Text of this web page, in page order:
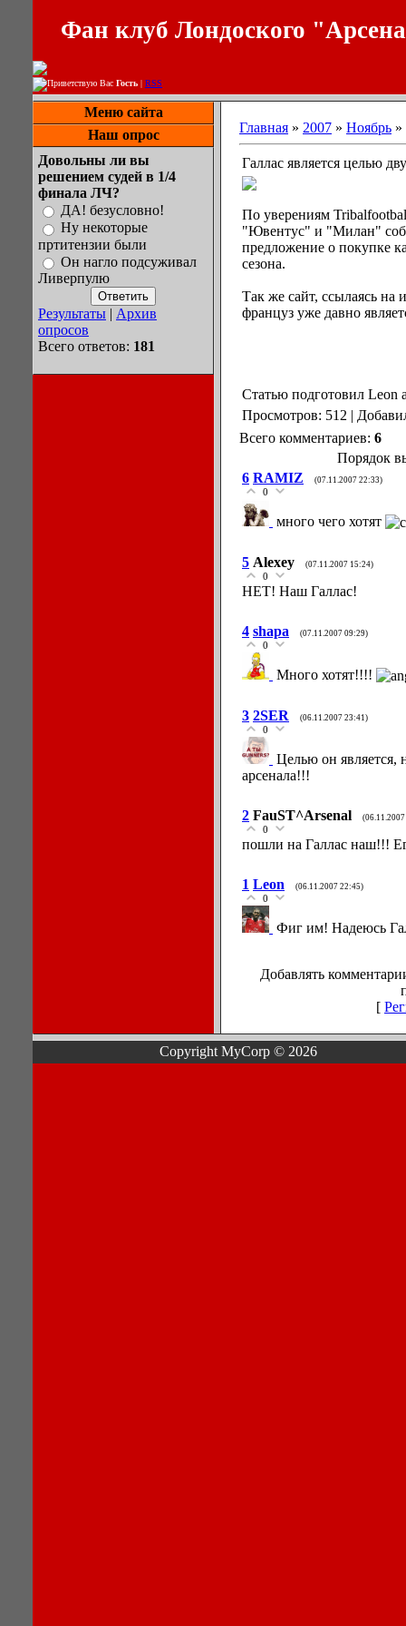
Фан клуб Лондоского
Приветствую Вас Гость | RSS
Меню сайта
Наш опрос
Довольны ли вы
решением судей в 1/4
финала ЛЧ?
ДА! безусловно!
Ну некоторые
пртитензии были
Он нагло подсуживал
Ливерпулю
Результаты | Архив
опросов
Всего ответов: 181
Главная » 2007 » Ноябрь »
Галлас является целью
По уверениям
"Ювентус" и "Милан"
предложение о покупке
сезона.
Так же сайт, ссылаясь на
француз уже давно
Статью подготовил Leon
Просмотров: 512 |
Всего комментариев: 6
Порядок
6 RAMIZ (07.11.2007 22:33)
0
много чего хотят
5 Alexey (07.11.2007 15:24)
0
НЕТ! Наш Галлас!
4 shapa (07.11.2007 09:29)
0
Много хотят!!!!
3 2SER (06.11.2007 23:41)
0
Целью он является,
арсенала!!!
2 FauST^Arsenal
0
пошли на Галлас наш!!!
1 Leon (06.11.2007 22:45)
0
Фиг им! Надеюсь
Добавлять
[
Copyright MyCorp © 2026